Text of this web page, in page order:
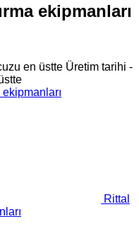
ekipmanları
en üstte Üretim tarihi -
Rittal